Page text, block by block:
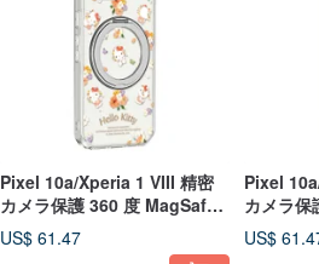
Pixel 10a/Xperia 1 VIII 精密
カメラ保護 360 度 MagSafe
対応回転スタンドケース - ハ
ローキティ花祭り
US$ 61.47
Pixel
カメラ保
ドケース
US$